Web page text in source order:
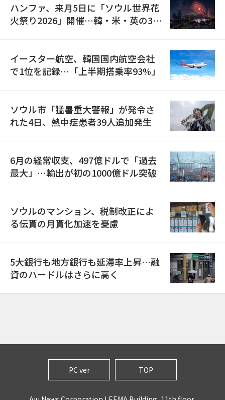
ハンファ、来月5日に「ソウル世界花
火祭り2026」開催…韓・米・英の3カ
イースター航空、韓国国内航空会社
で1位を記録…「上半期搭乗率93%」
ソウル市「猛暑重大警報」が発令さ
れた4日、熱中症患者39人追加発生
6月の経常収支、497億ドルで「過去
最大」…輸出が初の1000億ドル突破
ソウルのマンション、税制改正によ
る伝貰の月貰化加速を憂慮
5大銀行も地方銀行も延滞率上昇…融
資のハードルはさらに高く
PC ver TOP